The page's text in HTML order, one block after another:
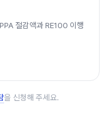
절감액과 RE100 이행
을 신청해 주세요.